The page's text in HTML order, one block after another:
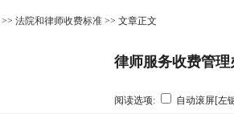
>> 法院和律师收费标准 >> 文章正文
律师服务收费管理
阅读选项:
自动滚屏[左